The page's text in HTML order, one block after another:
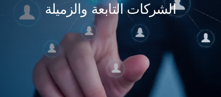
الشركات التابعة والزميلة